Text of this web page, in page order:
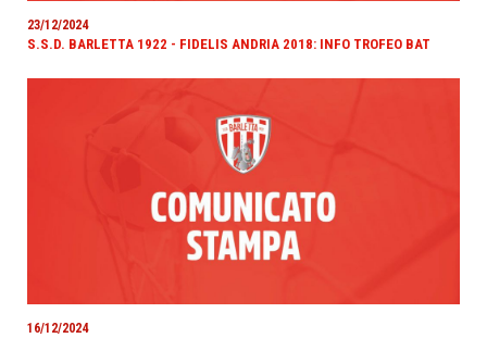
23/12/2024
S.S.D. BARLETTA 1922 - FIDELIS ANDRIA 2018: INFO TROFEO BAT
16/12/2024